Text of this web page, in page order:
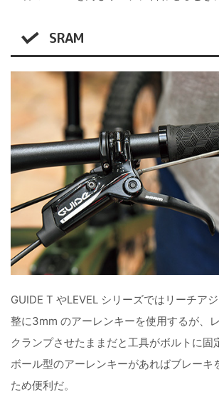
SRAM
GUIDE T やLEVEL シリーズではリーチア
整に3mm のアーレンキーを使用するが、
クランプさせたままだと工具がボルトに固
ボール型のアーレンキーがあればブレーキ
ため便利だ。